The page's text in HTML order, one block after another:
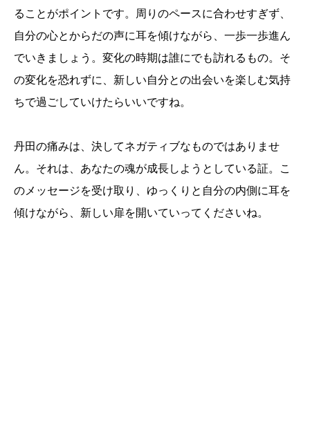
ることがポイントです。周りのペースに合わせすぎず、
自分の心とからだの声に耳を傾けながら、一歩一歩進ん
でいきましょう。変化の時期は誰にでも訪れるもの。そ
の変化を恐れずに、新しい自分との出会いを楽しむ気持
ちで過ごしていけたらいいですね。
丹田の痛みは、決してネガティブなものではありませ
ん。それは、あなたの魂が成長しようとしている証。こ
のメッセージを受け取り、ゆっくりと自分の内側に耳を
傾けながら、新しい扉を開いていってくださいね。